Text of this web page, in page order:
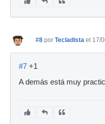
#8 por Tecladista el 17/
#7 +1
A demás está muy